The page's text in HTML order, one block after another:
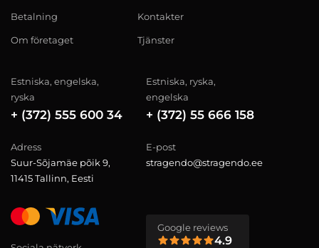
Betalning
Om företaget
Kontakter
Tjänster
Estniska, engelska,
ryska
+ (372) 555 600 34
Estniska, ryska,
engelska
+ (372) 55 666 158
Adress
Suur-Sõjamäe põik 9,
11415 Tallinn, Eesti
E-post
stragendo@stragendo.ee
Google reviews
4.9